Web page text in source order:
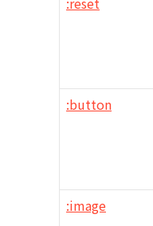
:button
:image